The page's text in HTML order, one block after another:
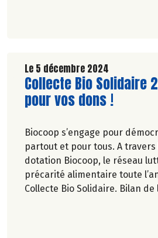
Le 5 décembre 2024
Lire la suite de l'article
Collecte Bio Solidaire
pour vos dons !
Biocoop s’engage pour
partout et pour tous. A travers
dotation Biocoop, le réseau
précarité alimentaire toute
Collecte Bio Solidaire. Bilan de